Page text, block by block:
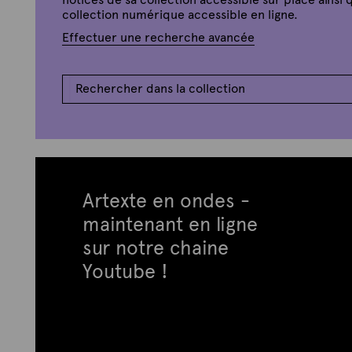
collection numérique accessible en ligne.
Effectuer une recherche avancée
Artexte en ondes -
maintenant en ligne
sur notre chaine
Youtube !